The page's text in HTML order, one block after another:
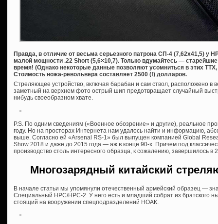
Правда, в отличие от весьма серьезного патрона СП-4 (7,62х41,5) у
малой мощности .22 Short (5,6×10,7). Только вдумайтесь —
время! (Однако некоторые данные позволяют усомниться в этих
Стоимость ножа-револьвера составляет 2500 (!) долларов.
Стреляющее устройство, включая барабан и сам ствол, расположено в
заметный на верхнем фото острый шип предотвращает случайный
нибудь своеобразном хвате.
P.S. По одним сведениям («Военное обозрение» и другие), реальное
году. Но на просторах Интернета нам удалось найти и информацию,
выше. Согласно ей «Аrsenal RS-1» был выпущен компанией Global
Show 2018 и даже до 2015 года — аж в конце 90-х. Причем под
производство столь интересного образца, к сожалению, завершилось в
Многозарядный китайский
В начале статьи мы упомянули отечественный армейский образец —
Специальный НРС/НРС-2. У него есть и младший собрат из братского
стоящий на вооружении спецподразделений НОАК.